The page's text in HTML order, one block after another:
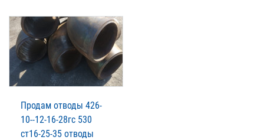
Продам отводы 426-
10--12-16-28гс 530
ст16-25-35 отводы